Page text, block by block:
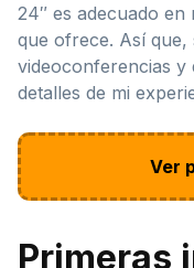
24″ es adecuado
que ofrece. Así que,
videoconferencias y
detalles de mi
Ver
Primeras